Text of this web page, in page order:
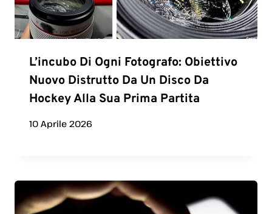
L’incubo Di Ogni Fotografo: Obiettivo
Nuovo Distrutto Da Un Disco Da
Hockey Alla Sua Prima Partita
10 Aprile 2026